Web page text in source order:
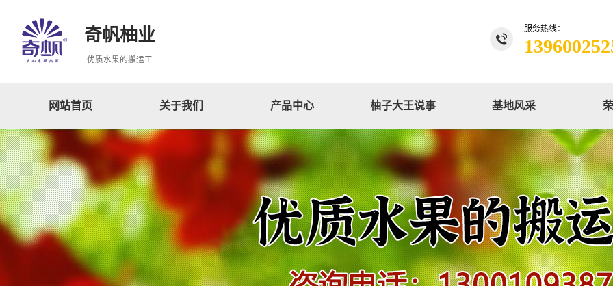
奇帆柚业
优质水果的搬运工
服务热线：
网站首页 关于我们 产品中心 柚子大王说事 基地风采